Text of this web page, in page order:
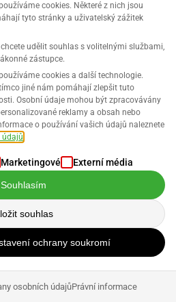
s našimi
Všechna práva vyhrazena
cookies. Některé z nich jsou
tyto stránky a uživatelský zážitek
udělit souhlas s volitelnými službami,
zástupce.
cookies a další technologie.
jiné nám pomáhají zlepšit tuto
Osobní údaje mohou být zpracovávány
reklamy a obsah nebo
o používání vašich údajů naleznete
údajů
Marketingové Externí média
Souhlasím
souhlas
ochrany soukromí
osobních údajůPrávní informace